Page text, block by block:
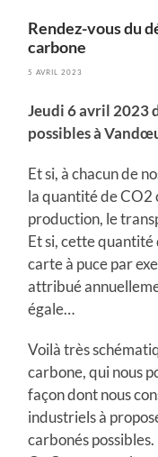
Rendez-vous du
carbone
5 AVRIL 2023
Jeudi 6 avril 2023
possibles à
Et si, à chacun de
la quantité de CO2
production, le
Et si, cette
carte à puce par
attribué
égale…
Voilà très
carbone, qui nous
façon dont nous
industriels à
carbonés possibles.